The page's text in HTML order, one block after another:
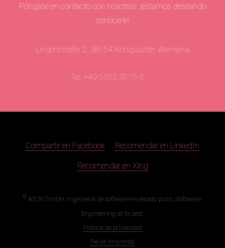
Póngase en contacto con nosotros: ¡estamos deseando
conocerle!
Lindenstraße 2, 38154 Königslutter, Alemania
Tel. +49 5353 9175-0
Compartir en Facebook Recomendar en LinkedIn
Recomendar en Xing
© ATON GmbH. Ingeniería de software en estado puro. Software-
Engineering at its best.
Política de privacidad
Pie de imprenta